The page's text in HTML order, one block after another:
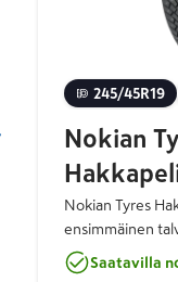
245/45R19
Nokian
Nokian Tyres
ensimmäinen
automaattisesti
reagoivan
Saatavilla